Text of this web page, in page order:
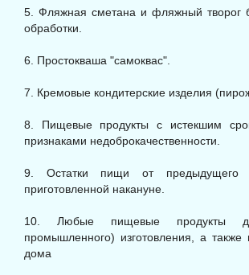
5. Фляжная сметана и фляжный творог
обработки.
6. Простокваша "самоквас".
7. Кремовые кондитерские изделия
8. Пищевые продукты с истекшим
признаками недоброкачественности.
9. Остатки пищи от предыдущего
приготовленной накануне.
10. Любые пищевые продукты
промышленного) изготовления, а также
дома